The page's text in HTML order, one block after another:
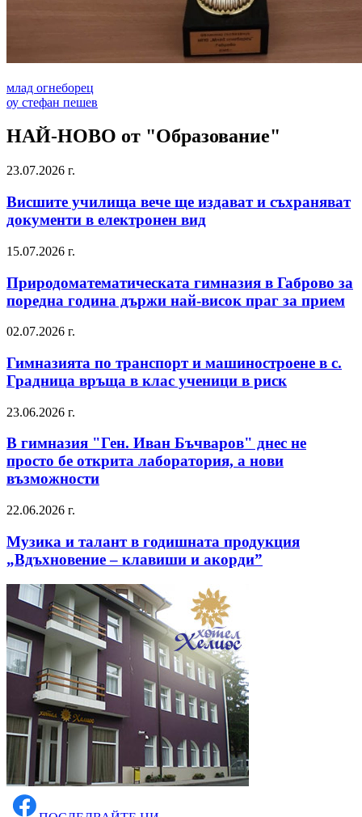
млад огнеборец
оу стефан пешев
НАЙ-НОВО от "Образование"
23.07.2026 г.
Висшите училища вече ще издават и съхраняват
документи в електронен вид
15.07.2026 г.
Природоматематическата гимназия в Габрово за
поредна година държи най-висок праг за прием
02.07.2026 г.
Гимназията по транспорт и машиностроене в с.
Градница връща в клас ученици в риск
23.06.2026 г.
В гимназия "Ген. Иван Бъчваров" днес не
просто бе открита лаборатория, а нови
възможности
22.06.2026 г.
Музика и талант в годишната продукция
„Вдъхновение – клавиши и акорди”